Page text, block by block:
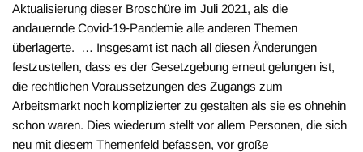
Aktualisierung dieser Broschüre im Juli 2021, als die
andauernde Covid‑19‑Pandemie alle anderen Themen
überlagerte. … Insgesamt ist nach all diesen Änderungen
festzustellen, dass es der Gesetzgebung erneut gelungen ist,
die rechtlichen Voraussetzungen des Zugangs zum
Arbeitsmarkt noch komplizierter zu gestalten als sie es ohnehin
schon waren. Dies wiederum stellt vor allem Personen, die sich
neu mit diesem Themenfeld befassen, vor große